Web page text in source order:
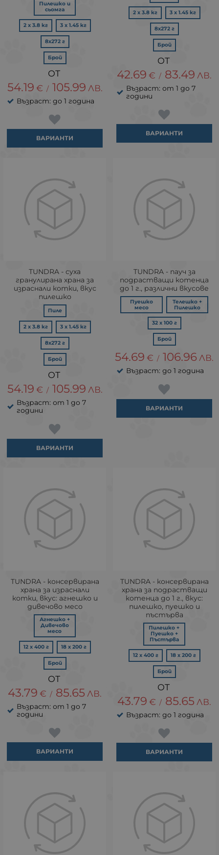
Пилешко и
сьомга
2 х 3.8 кг 3 х 1.45 кг
8х272 г
Брой
54.19 € / 105.99 ЛВ.
Възраст: до 1 година
ВАРИАНТИ
2 х 3.8 кг 3 х 1.45 кг
8х272 г
Брой
42.69 € / 83.49 ЛВ.
Възраст: от 1 до 7
години
ВАРИАНТИ
TUNDRA - суха
гранулирана храна за
израснали котки, вкус
пилешко
Пиле
2 х 3.8 кг 3 х 1.45 кг
8х272 г
Брой
54.19 € / 105.99 ЛВ.
Възраст: от 1 до 7
години
ВАРИАНТИ
TUNDRA - пауч за
подрастващи котенца
до 1 г., различни вкусове
Пуешко
месо
Телешко +
Пилешко
32 х 100 г
Брой
54.69 € / 106.96 ЛВ.
Възраст: до 1 година
ВАРИАНТИ
TUNDRA - консервирана
храна за израснали
котки, вкус: агнешко и
дивечово месо
Агнешко +
Дивечово
месо
12 х 400 г 18 х 200 г
Брой
43.79 € / 85.65 ЛВ.
Възраст: от 1 до 7
години
ВАРИАНТИ
TUNDRA - консервирана
храна за подрастващи
котенца до 1 г., вкус:
пилешко, пуешко и
пъстърва
Пилешко +
Пуешко +
Пъстърва
12 х 400 г 18 х 200 г
Брой
43.79 € / 85.65 ЛВ.
Възраст: до 1 година
ВАРИАНТИ